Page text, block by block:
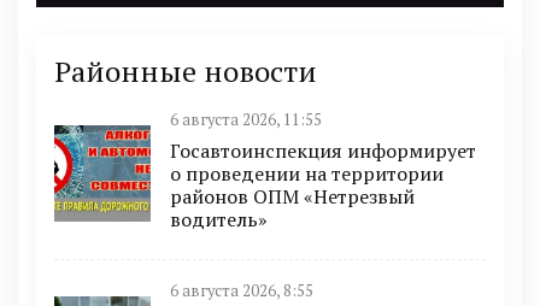
Районные новости
6 августа 2026, 11:55
Госавтоинспекция информирует
о проведении на территории
районов ОПМ «Нетрезвый
водитель»
6 августа 2026, 8:55